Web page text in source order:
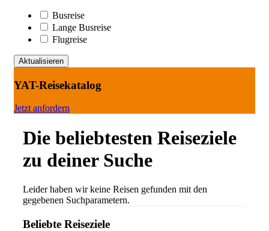
Busreise
Lange Busreise
Flugreise
YAT-Reisekatalog
Jetzt anfordern
Die beliebtesten Reiseziele
zu deiner Suche
Leider haben wir keine Reisen gefunden mit den
gegebenen Suchparametern.
Beliebte Reiseziele